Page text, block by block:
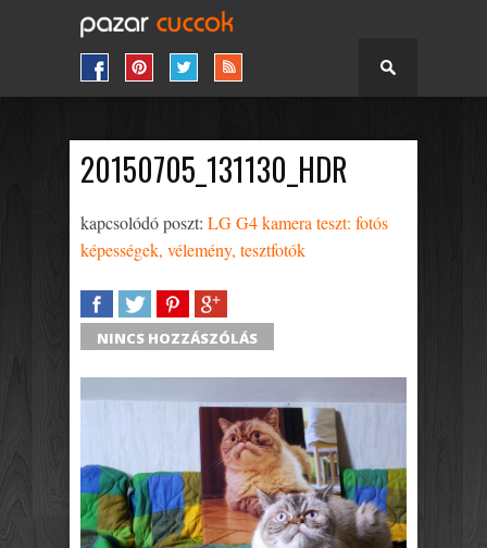
20150705_131130_HDR
kapcsolódó poszt: LG G4 kamera teszt: fotós
képességek, vélemény, tesztfotók
SHARETWEETSHARESHARE
NINCS HOZZÁSZÓLÁS